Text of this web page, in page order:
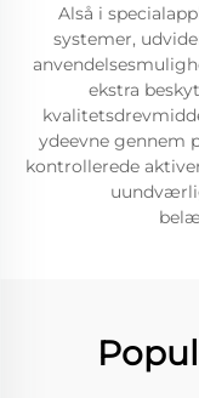
Alså i
systemer,
ekstra
ydeevne gennem
kontrollerede